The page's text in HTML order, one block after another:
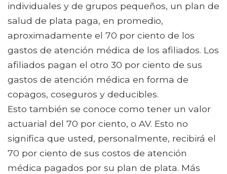
individuales y de grupos pequeños, un plan de
salud de plata paga, en promedio,
aproximadamente el 70 por ciento de los
gastos de atención médica de los afiliados. Los
afiliados pagan el otro 30 por ciento de sus
gastos de atención médica en forma de
copagos, coseguros y deducibles.
Esto también se conoce como tener un valor
actuarial del 70 por ciento, o AV. Esto no
significa que usted, personalmente, recibirá el
70 por ciento de sus costos de atención
médica pagados por su plan de plata. Más